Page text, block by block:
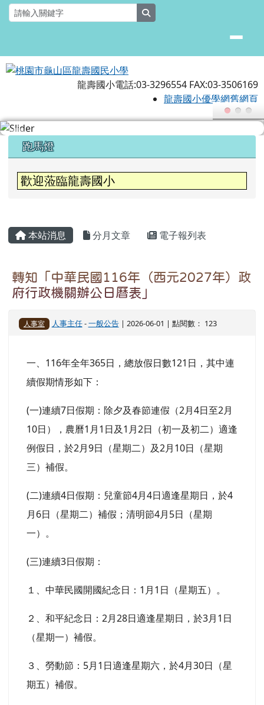
跳至主內容區
桃園市龜山區龍壽國民小學
龍壽國小電話:03-3296554 FAX:03-3506169
龍壽國小優學網舊網頁
上中區域內容
跑馬燈
歡迎蒞臨龍壽國小
主內容區域
本站消息 分月文章 電子報列表
轉知「中華民國116年（西元2027年）政
府行政機關辦公日曆表」
人事室 人事主任-一般公告| 2026-06-01 | 點閱數： 123
一、116年全年365日，總放假日數121日，其中連
續假期情形如下：
(一)連續7日假期：除夕及春節連假（2月4日至2月
10日），農曆1月1日及1月2日（初一及初二）適逢
例假日，於2月9日（星期二）及2月10日（星期
三）補假。
(二)連續4日假期：兒童節4月4日適逢星期日，於4
月6日（星期二）補假；清明節4月5日（星期
一）。
(三)連續3日假期：
１、中華民國開國紀念日：1月1日（星期五）。
２、和平紀念日：2月28日適逢星期日，於3月1日
（星期一）補假。
３、勞動節：5月1日適逢星期六，於4月30日（星
期五）補假。
頁尾區域